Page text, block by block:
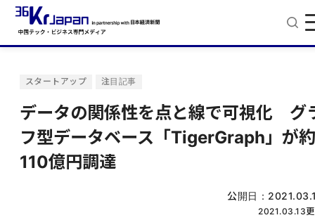
スタートアップ 注目記事
データの関係性を点と線で可視化 グ
フ型データベース「TigerGraph」が約
110億円調達
公開日：
2021.03.13